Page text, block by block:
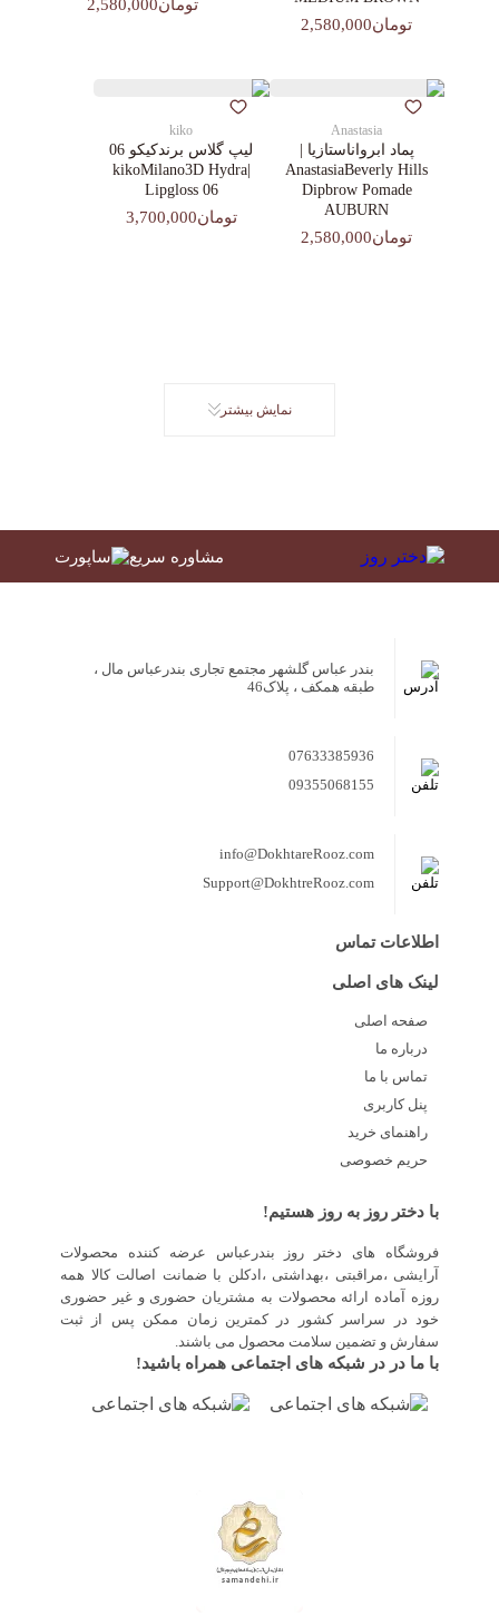
تومان2,580,000
تومان2,580,000
Anastasia
پماد ابرواناستازیا |
AnastasiaBeverly Hills
Dipbrow Pomade
AUBURN
تومان2,580,000
kiko
لیپ گلاس‌ برندکیکو 06
|kikoMilano3D Hydra
Lipgloss 06
تومان3,700,000
نمایش بیشتر
مشاوره سریع
بندر عباس گلشهر مجتمع تجاری بندرعباس مال ،
طبقه همکف ، پلاک46
07633385936
09355068155
info@DokhtareRooz.com
Support@DokhtreRooz.com
اطلاعات تماس
لینک های اصلی
صفحه اصلی
درباره ما
تماس با ما
پنل کاربری
راهنمای خرید
حریم خصوصی
با دختر روز به روز هستیم!
فروشگاه های دختر روز بندرعباس عرضه کننده محصولات
آرایشی ،مراقبتی ،بهداشتی ،ادکلن با ضمانت اصالت کالا همه
روزه آماده ارائه محصولات به مشتریان حضوری و غیر حضوری
خود در سراسر کشور در کمترین زمان ممکن پس از ثبت
سفارش و تضمین سلامت محصول می باشند.
با ما در در شبکه های اجتماعی همراه باشید!